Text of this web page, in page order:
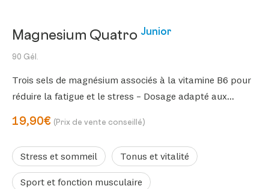
Magnesium Quatro Junior
90 Gél.
Trois sels de magnésium associés à la vitamine B6 pour
réduire la fatigue et le stress – Dosage adapté aux
19,90€ (Prix de vente conseillé)
Stress et sommeil Tonus et vitalité
Sport et fonction musculaire